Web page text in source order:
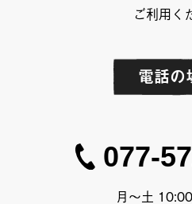
ご利用く
電話の
077-
月〜土